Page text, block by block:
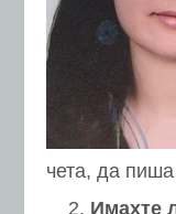
чета, да
Имахте